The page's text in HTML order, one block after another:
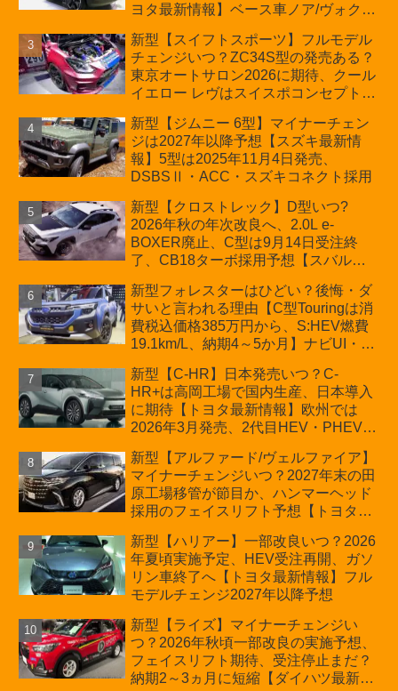
ヨタ最新情報】ベース車ノア/ヴォクシ
ほか「コア」と「ツール」、デリカ
D:5対抗のクロスオーバーSUVミニバ
ン
新型【スイフトスポーツ】フルモデル
チェンジいつ？ZC34S型の発売ある？
東京オートサロン2026に期待、クール
イエロー レヴはスイスポコンセプト
プが争点【スズキ最新情報】特別仕様
車「ZC33S Final Edition」終了
新型【ジムニー 6型】マイナーチェン
ジは2027年以降予想【スズキ最新情
報】5型は2025年11月4日発売、
DSBSⅡ・ACC・スズキコネクト採用
新型【クロストレック】D型いつ?
2026年秋の年次改良へ、2.0L e-
BOXER廃止、C型は9月14日受注終
了、CB18ターボ採用予想【スバル最
新型フォレスターはひどい？後悔・ダ
サいと言われる理由【C型Touringは消
費税込価格385万円から、S:HEV燃費
19.1km/L、納期4～5か月】ナビUI・冬
カーオブザイヤーとJNCAP大賞受賞後
も残る注意点
新型【C-HR】日本発売いつ？C-
HR+は高岡工場で国内生産、日本導入
に期待【トヨタ最新情報】欧州では
2026年3月発売、2代目HEV・PHEVは
新型【アルファード/ヴェルファイア】
マイナーチェンジいつ？2027年末の田
原工場移管が節目か、ハンマーヘッド
採用のフェイスリフト予想【トヨタ最
費税込価格559万9000円から
新型【ハリアー】一部改良いつ？2026
年夏頃実施予定、HEV受注再開、ガソ
リン車終了へ【トヨタ最新情報】フル
モデルチェンジ2027年以降予想
新型【ライズ】マイナーチェンジい
つ？2026年秋頃一部改良の実施予想、
フェイスリフト期待、受注停止まだ？
納期2～3ヵ月に短縮【ダイハツ最新情